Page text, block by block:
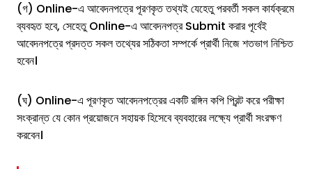
(গ) Online-এ আবেদনপত্রে পূরণকৃত তথ্যই যেহেতু পরবর্তী সকল কার্যক্রমে
ব্যবহৃত হবে, সেহেতু Online-এ আবেদনপত্র Submit করার পূর্বেই
আবেদনপত্রে প্রদত্ত সকল তথ্যের সঠিকতা সম্পর্কে প্রার্থী নিজে শতভাগ নিশ্চিত
হবেন।
(ঘ) Online-এ পূরণকৃত আবেদনপত্রের একটি রঙ্গিন কপি প্রিন্ট করে পরীক্ষা
সংক্রান্ত যে কোন প্রয়োজনে সহায়ক হিসেবে ব্যবহারের লক্ষ্যে প্রার্থী সংরক্ষণ
করবেন।